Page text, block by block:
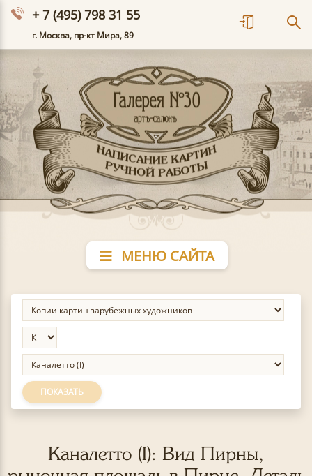
+ 7 (495) 798 31 55
г. Москва, пр-кт Мира, 89
МЕНЮ САЙТА
ПОКАЗАТЬ
Каналетто (I): Вид Пирны,